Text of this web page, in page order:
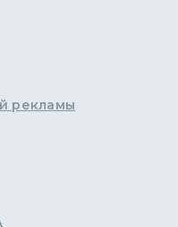
рекламы